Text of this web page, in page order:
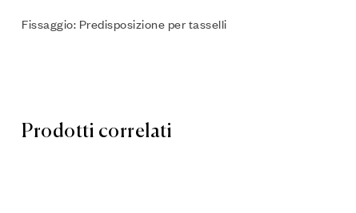
Fissaggio: Predisposizione per tasselli
Prodotti correlati